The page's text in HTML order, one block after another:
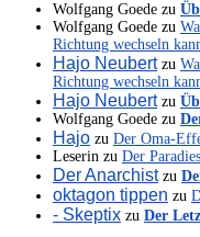
Wolfgang Goede zu
Wolfgang Goede zu
Richtung wechseln
Hajo Neubertzu
Richtung wechseln
Hajo Neubertzu
Wolfgang Goede zu
Hajo zu Der Oma-
Leserin zu Der
Der Anarchistzu
oktagon tippen zu
- Skeptix zu Der